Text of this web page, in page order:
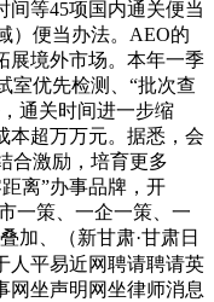
间等45项国内通关便当
）便当办法。AEO的
展境外市场。本年一季
室优先检测、“批次查
通关时间进一步缩
本超万万元。据悉，会
合激励，培育更多
离”办事品牌，开
一策、一企一策、一
加、（新甘肃·甘肃日
人平易近网聘请聘请英
网坐声明网坐律师消息